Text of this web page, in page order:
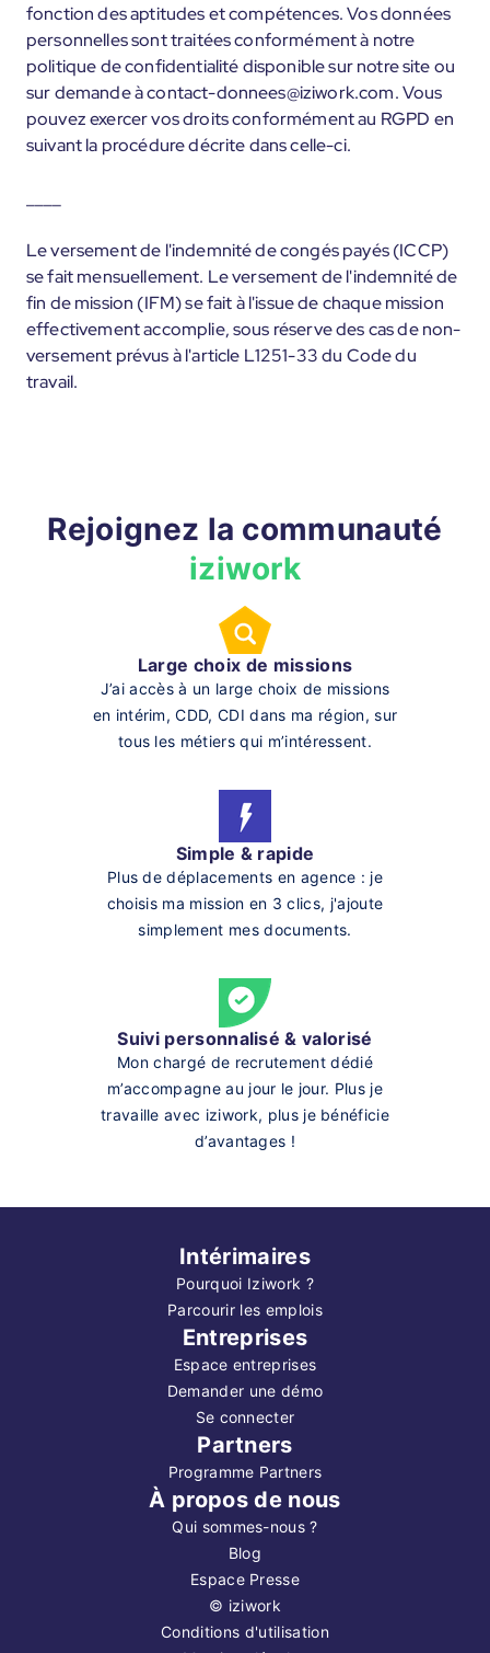
fonction des aptitudes et compétences. Vos données
personnelles sont traitées conformément à notre
politique de confidentialité disponible sur notre site ou
sur demande à contact-donnees@iziwork.com. Vous
pouvez exercer vos droits conformément au RGPD en
suivant la procédure décrite dans celle-ci.
Le versement de l'indemnité de congés payés (ICCP)
se fait mensuellement. Le versement de l'indemnité de
fin de mission (IFM) se fait à l'issue de chaque mission
effectivement accomplie, sous réserve des cas de non-
versement prévus à l'article L1251-33 du Code du
travail.
Rejoignez la communauté
iziwork
Large choix de missions
J’ai accès à un large choix de missions
en intérim, CDD, CDI dans ma région, sur
tous les métiers qui m’intéressent.
Simple & rapide
Plus de déplacements en agence : je
choisis ma mission en 3 clics, j'ajoute
simplement mes documents.
Suivi personnalisé & valorisé
Mon chargé de recrutement dédié
m’accompagne au jour le jour. Plus je
travaille avec iziwork, plus je bénéficie
d’avantages !
Intérimaires
Pourquoi Iziwork ?
Parcourir les emplois
Entreprises
Espace entreprises
Demander une démo
Se connecter
Partners
Programme Partners
À propos de nous
Qui sommes-nous ?
Blog
Espace Presse
© iziwork
Conditions d'utilisation